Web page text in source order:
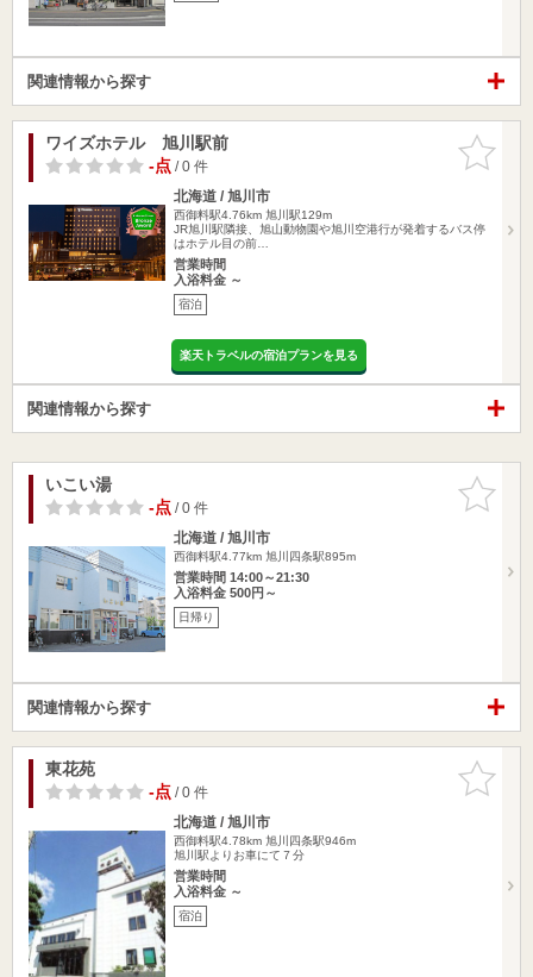
関連情報から探す
お気に入
りに追加
ワイズホテル 旭川駅前
-点/ 0 件
北海道 / 旭川市
西御料駅4.76km 旭川駅129m
JR旭川駅隣接、旭山動物園や旭川空港行が発着するバス停
はホテル目の前…
営業時間
入浴料金 ～
宿泊
楽天トラベルの宿泊プランを見る
関連情報から探す
お気に入
りに追加
いこい湯
-点/ 0 件
北海道 / 旭川市
西御料駅4.77km 旭川四条駅895m
営業時間 14:00～21:30
入浴料金 500円～
日帰り
関連情報から探す
お気に入
りに追加
東花苑
-点/ 0 件
北海道 / 旭川市
西御料駅4.78km 旭川四条駅946m
旭川駅よりお車にて７分
営業時間
入浴料金 ～
宿泊